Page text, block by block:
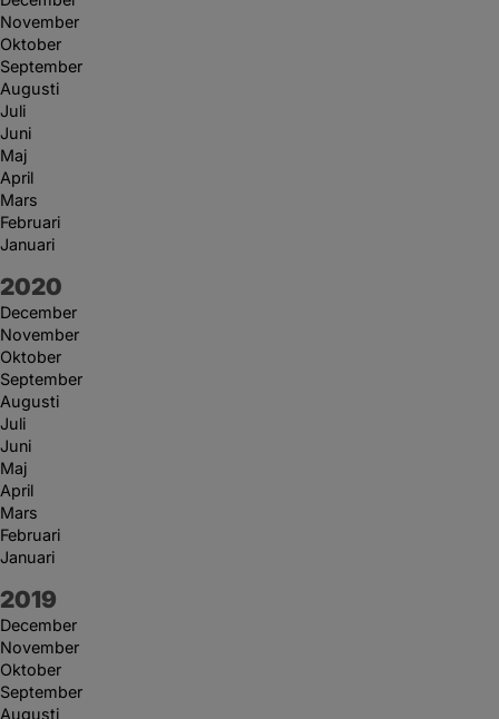
November
Oktober
September
Augusti
Juli
Juni
Maj
April
Mars
Februari
Januari
År:
2020
December
November
Oktober
September
Augusti
Juli
Juni
Maj
April
Mars
Februari
Januari
År:
2019
December
November
Oktober
September
Augusti